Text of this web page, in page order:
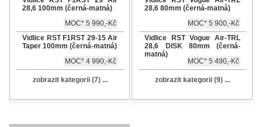
28,6 100mm (černá-matná)
MOC* 5 990,-Kč
Vidlice RST F1RST 29-15 Air
Taper 100mm (černá-matná)
MOC* 4 990,-Kč
zobrazit kategorii (7) ...
28,6 80mm (černá-matná)
MOC* 5 900,-Kč
Vidlice RST Vogue Air-TRL
28,6 DISK 80mm (černá-
matná)
MOC* 5 490,-Kč
zobrazit kategorii (9) ...